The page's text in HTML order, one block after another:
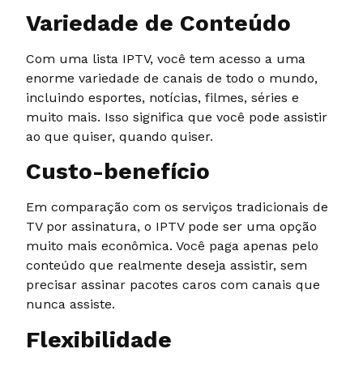
Variedade de Conteúdo
Com uma lista IPTV, você tem acesso a uma
enorme variedade de canais de todo o mundo,
incluindo esportes, notícias, filmes, séries e
muito mais. Isso significa que você pode assistir
ao que quiser, quando quiser.
Custo-benefício
Em comparação com os serviços tradicionais de
TV por assinatura, o IPTV pode ser uma opção
muito mais econômica. Você paga apenas pelo
conteúdo que realmente deseja assistir, sem
precisar assinar pacotes caros com canais que
nunca assiste.
Flexibilidade